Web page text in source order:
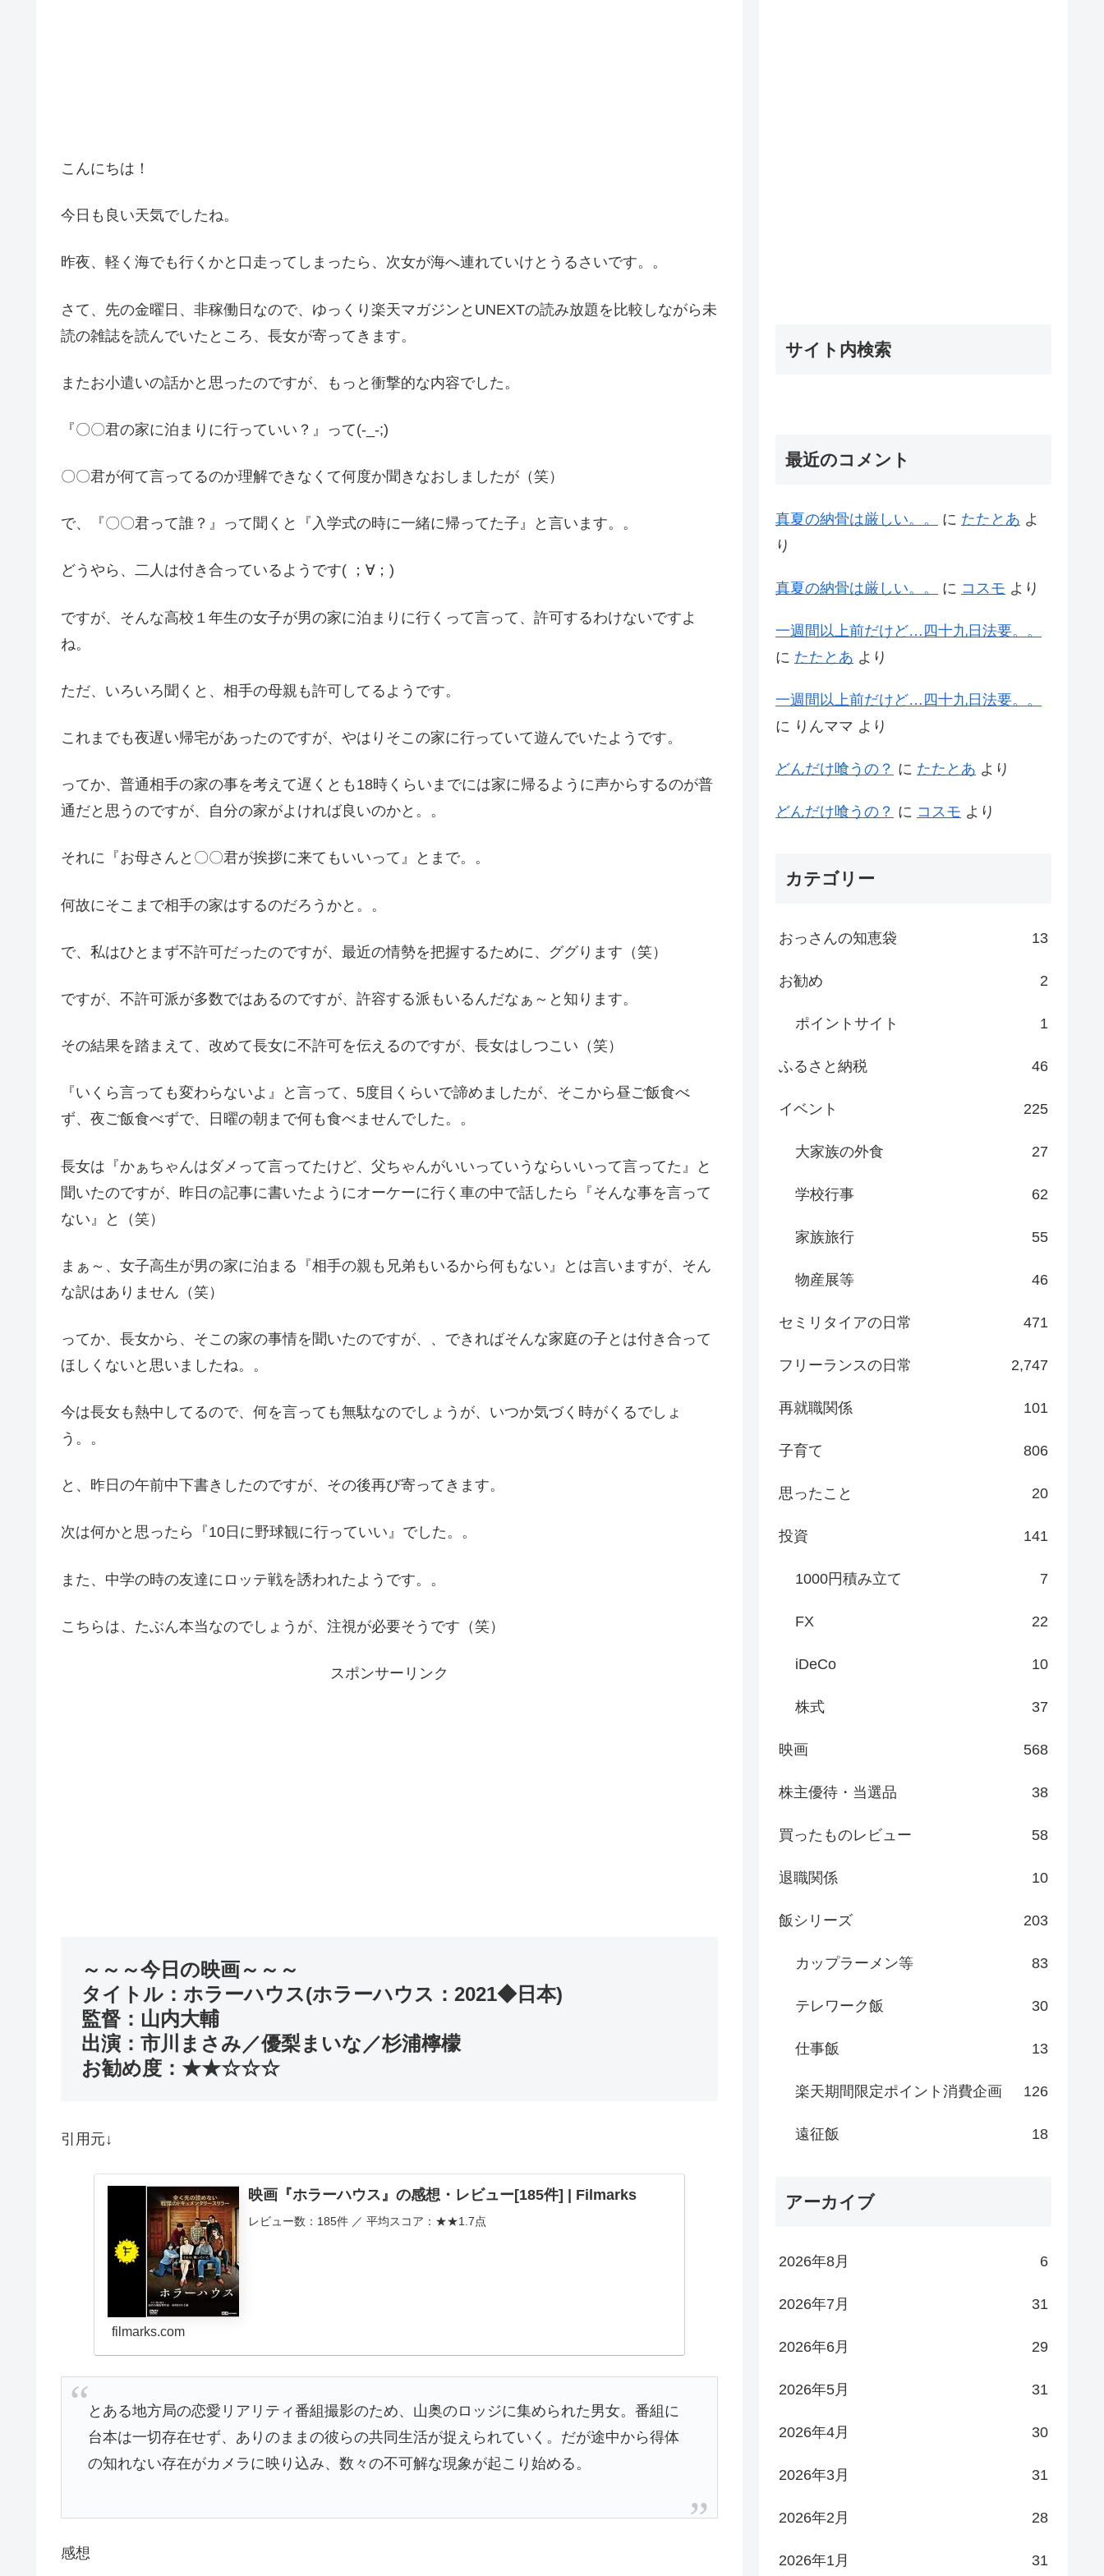
こんにちは！
今日も良い天気でしたね。
昨夜、軽く海でも行くかと口走ってしまったら、次女が海へ連れていけとうるさいです。。
さて、先の金曜日、非稼働日なので、ゆっくり楽天マガジンとUNEXTの読み放題を比較しながら未
読の雑誌を読んでいたところ、長女が寄ってきます。
またお小遣いの話かと思ったのですが、もっと衝撃的な内容でした。
『〇〇君の家に泊まりに行っていい？』って(-_-;)
〇〇君が何て言ってるのか理解できなくて何度か聞きなおしましたが（笑）
で、『〇〇君って誰？』って聞くと『入学式の時に一緒に帰ってた子』と言います。。
どうやら、二人は付き合っているようです( ；∀；)
ですが、そんな高校１年生の女子が男の家に泊まりに行くって言って、許可するわけないですよ
ね。
ただ、いろいろ聞くと、相手の母親も許可してるようです。
これまでも夜遅い帰宅があったのですが、やはりそこの家に行っていて遊んでいたようです。
ってか、普通相手の家の事を考えて遅くとも18時くらいまでには家に帰るように声からするのが普
通だと思うのですが、自分の家がよければ良いのかと。。
それに『お母さんと〇〇君が挨拶に来てもいいって』とまで。。
何故にそこまで相手の家はするのだろうかと。。
で、私はひとまず不許可だったのですが、最近の情勢を把握するために、ググります（笑）
ですが、不許可派が多数ではあるのですが、許容する派もいるんだなぁ～と知ります。
その結果を踏まえて、改めて長女に不許可を伝えるのですが、長女はしつこい（笑）
『いくら言っても変わらないよ』と言って、5度目くらいで諦めましたが、そこから昼ご飯食べ
ず、夜ご飯食べずで、日曜の朝まで何も食べませんでした。。
長女は『かぁちゃんはダメって言ってたけど、父ちゃんがいいっていうならいいって言ってた』と
聞いたのですが、昨日の記事に書いたようにオーケーに行く車の中で話したら『そんな事を言って
ない』と（笑）
まぁ～、女子高生が男の家に泊まる『相手の親も兄弟もいるから何もない』とは言いますが、そん
な訳はありません（笑）
ってか、長女から、そこの家の事情を聞いたのですが、、できればそんな家庭の子とは付き合って
ほしくないと思いましたね。。
今は長女も熱中してるので、何を言っても無駄なのでしょうが、いつか気づく時がくるでしょ
う。。
と、昨日の午前中下書きしたのですが、その後再び寄ってきます。
次は何かと思ったら『10日に野球観に行っていい』でした。。
また、中学の時の友達にロッテ戦を誘われたようです。。
こちらは、たぶん本当なのでしょうが、注視が必要そうです（笑）
スポンサーリンク
～～～今日の映画～～～
タイトル：ホラーハウス(ホラーハウス：2021◆日本)
監督：山内大輔
出演：市川まさみ／優梨まいな／杉浦檸檬
お勧め度：★★☆☆☆
引用元↓
映画『ホラーハウス』の感想・レビュー[185件] | Filmarks
レビュー数：185件 ／ 平均スコア：★★1.7点
filmarks.com
とある地方局の恋愛リアリティ番組撮影のため、山奥のロッジに集められた男女。番組に
台本は一切存在せず、ありのままの彼らの共同生活が捉えられていく。だが途中から得体
の知れない存在がカメラに映り込み、数々の不可解な現象が起こり始める。
感想
サイト内検索
最近のコメント
真夏の納骨は厳しい。。 に たたとあ よ
り
真夏の納骨は厳しい。。 に コスモ より
一週間以上前だけど…四十九日法要。。
に たたとあ より
一週間以上前だけど…四十九日法要。。
に りんママ より
どんだけ喰うの？ に たたとあ より
どんだけ喰うの？ に コスモ より
カテゴリー
おっさんの知恵袋 13
お勧め 2
ポイントサイト 1
ふるさと納税 46
イベント 225
大家族の外食 27
学校行事 62
家族旅行 55
物産展等 46
セミリタイアの日常 471
フリーランスの日常 2,747
再就職関係 101
子育て 806
思ったこと 20
投資 141
1000円積み立て 7
FX 22
iDeCo 10
株式 37
映画 568
株主優待・当選品 38
買ったものレビュー 58
退職関係 10
飯シリーズ 203
カップラーメン等 83
テレワーク飯 30
仕事飯 13
楽天期間限定ポイント消費企画 126
遠征飯 18
アーカイブ
2026年8月 6
2026年7月 31
2026年6月 29
2026年5月 31
2026年4月 30
2026年3月 31
2026年2月 28
2026年1月 31